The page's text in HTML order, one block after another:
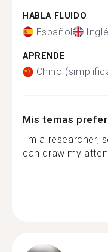
HABLA FLUIDO
Español
APRENDE
Chino
Mis temas
I'm a researcher,
can draw my